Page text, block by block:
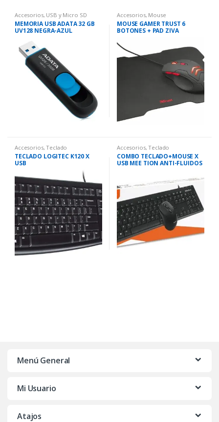
Accesorios, USB y Micro SD
MEMORIA USB ADATA 32 GB
UV128 NEGRA-AZUL
Accesorios, Mouse
MOUSE GAMER TRUST 6
BOTONES + PAD ZIVA
Accesorios,Teclado
TECLADO LOGITEC K120 X
USB
Accesorios,Teclado
COMBO TECLADO+MOUSE X
USB MEE TION ANTI-FLUIDOS
Menú General
Mi Usuario
Atajos